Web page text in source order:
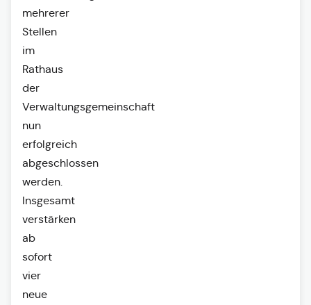
mehrerer
Stellen
im
Rathaus
der
Verwaltungsgemeinschaft
nun
erfolgreich
abgeschlossen
werden.
Insgesamt
verstärken
ab
sofort
vier
neue